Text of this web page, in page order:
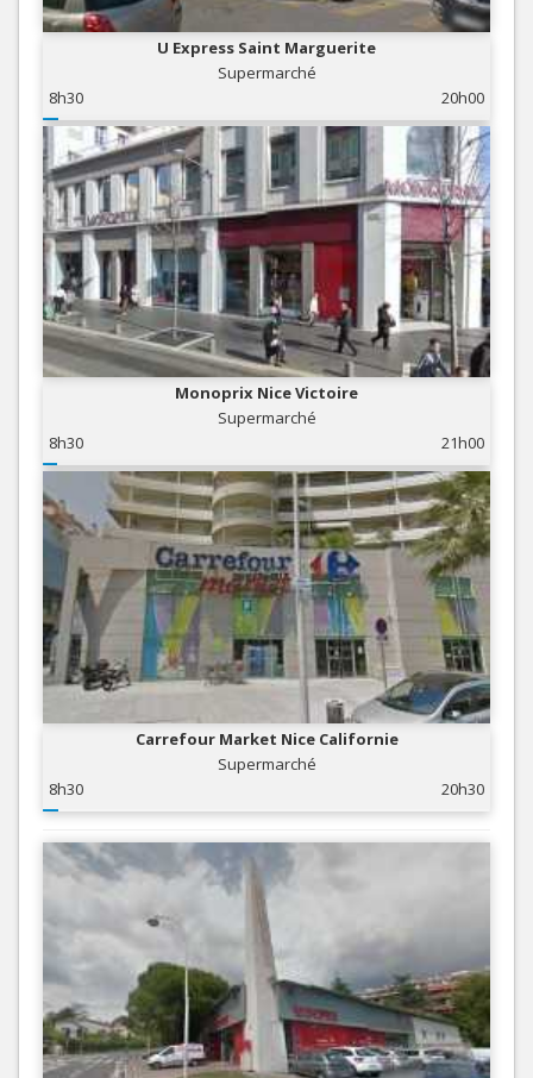
U Express Saint Marguerite
Supermarché
8h30
20h00
Monoprix Nice Victoire
Supermarché
8h30
21h00
Carrefour Market Nice Californie
Supermarché
8h30
20h30